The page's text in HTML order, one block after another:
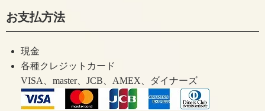
お支払方法
現金
各種クレジットカード
VISA、master、JCB、AMEX、ダイナーズ